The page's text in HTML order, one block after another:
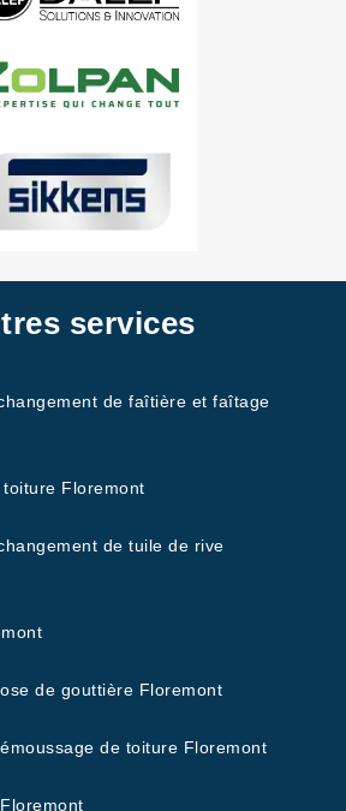
services
de faîtière et faîtage
Floremont
de tuile de rive
de gouttière Floremont
de toiture Floremont